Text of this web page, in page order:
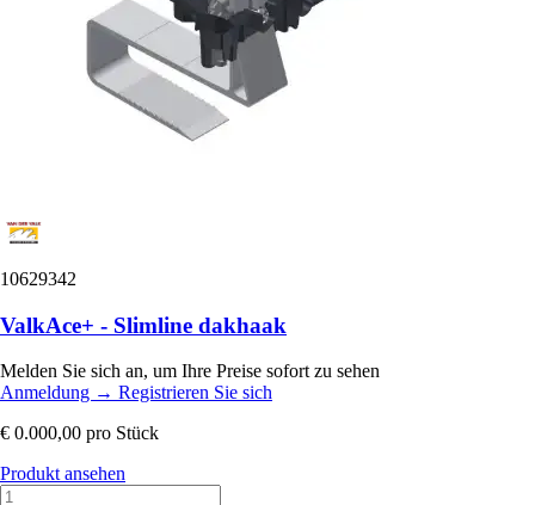
10629342
ValkAce+ - Slimline dakhaak
Melden Sie sich an, um Ihre Preise sofort zu sehen
Anmeldung → Registrieren Sie sich
€ 0.000,00 pro Stück
Produkt ansehen